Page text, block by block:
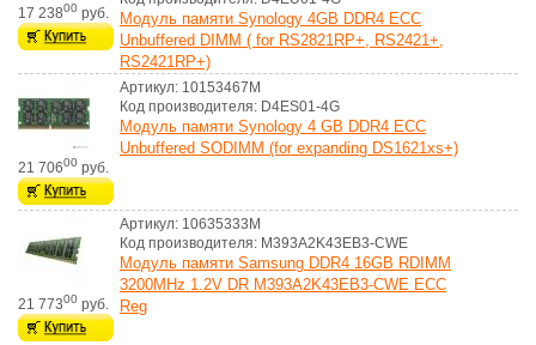
17 23800 руб.
Модуль памяти Synology 4GB DDR4 ECC
Unbuffered DIMM ( for RS2821RP+, RS2421+,
RS2421RP+)
21 70600 руб.
Артикул: 10153467M
Код производителя: D4ES01-4G
Модуль памяти Synology 4 GB DDR4 ECC
Unbuffered SODIMM (for expanding DS1621xs+)
21 77300 руб.
Артикул: 10635333M
Код производителя: M393A2K43EB3-CWE
Модуль памяти Samsung DDR4 16GB RDIMM
3200MHz 1.2V DR M393A2K43EB3-CWE ECC
Reg